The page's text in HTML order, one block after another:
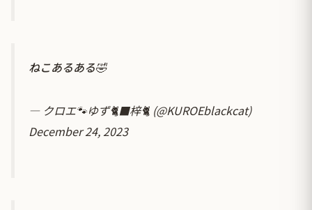
ねこあるある🤣
— クロエ🐾ゆず🐈‍⬛梓🐈 (@KUROEblackcat)
December 24, 2023